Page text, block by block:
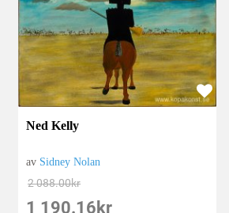
Ned Kelly
av Sidney Nolan
2 088.00kr
1 190.16 kr